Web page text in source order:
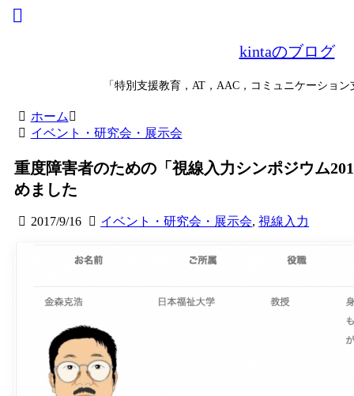
kintaのブログ
「特別支援教育，AT，AAC，コミュニケーショ
ホーム
イベント・研究会・展示会
重度障害者のための「視線入力シンポジウム
めました
2017/9/16 イベント・研究会・展示会,視線入力